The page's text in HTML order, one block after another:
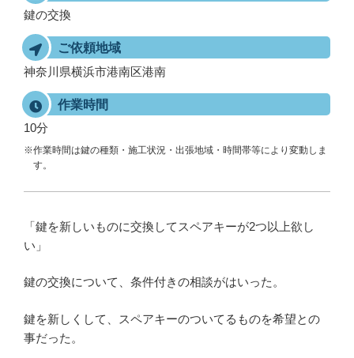
鍵の交換
ご依頼地域
神奈川県横浜市港南区港南
作業時間
10分
※作業時間は鍵の種類・施工状況・出張地域・時間帯等により変動しま
す。
「鍵を新しいものに交換してスペアキーが2つ以上欲し
い」
鍵の交換について、条件付きの相談がはいった。
鍵を新しくして、スペアキーのついてるものを希望との
事だった。